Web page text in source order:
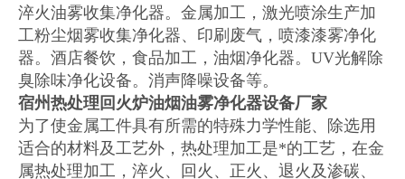
淬火油雾收集净化器。金属加工，激光喷涂生产加
工粉尘烟雾收集净化器、印刷废气，喷漆漆雾净化
器。酒店餐饮，食品加工，油烟净化器。UV光解除
臭除味净化设备。消声降噪设备等。
宿州热处理回火炉油烟油雾净化器设备厂家
为了使金属工件具有所需的特殊力学性能、除选用
适合的材料及工艺外，热处理加工是*的工艺，在金
属热处理加工，淬火、回火、正火、退火及渗碳、